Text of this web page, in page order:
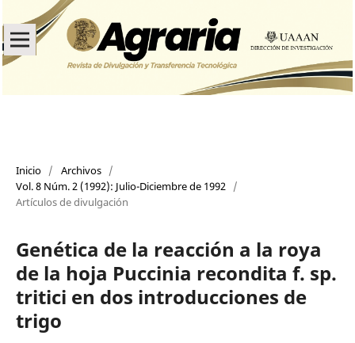
Inicio / Archivos /
Vol. 8 Núm. 2 (1992): Julio-Diciembre de 1992 /
Artículos de divulgación
Genética de la reacción a la roya
de la hoja Puccinia recondita f. sp.
tritici en dos introducciones de
trigo